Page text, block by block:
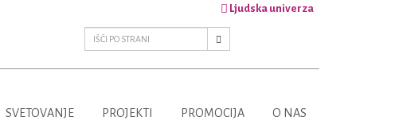
Ljudska univerza
SVETOVANJE PROJEKTI PROMOCIJA O NAS